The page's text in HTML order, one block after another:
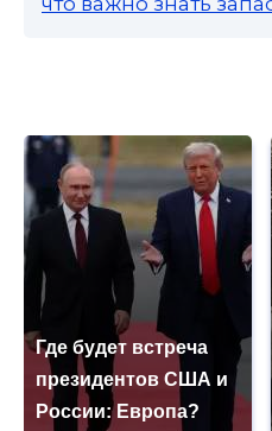
Где будет встреча
президентов США и
России: Европа?